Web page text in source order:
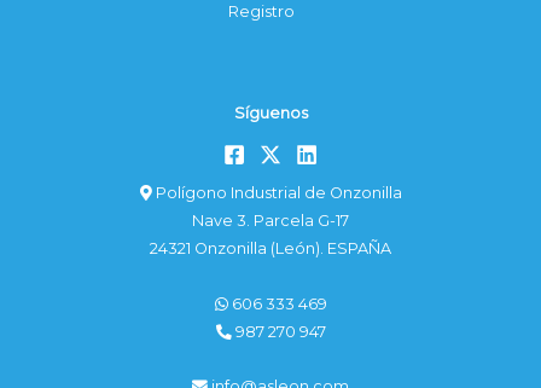
Registro
Síguenos
Polígono Industrial de Onzonilla
Nave 3. Parcela G-17
24321 Onzonilla (León). ESPAÑA
606 333 469
987 270 947